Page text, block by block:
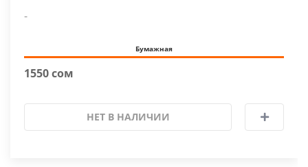
-
Бумажная
1550 сом
НЕТ В НАЛИЧИИ